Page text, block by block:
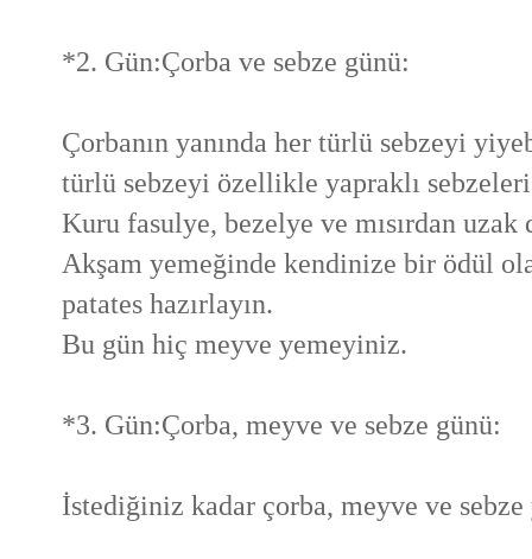
*2. Gün:Çorba ve sebze günü:
Çorbanın yanında her türlü sebzeyi
türlü sebzeyi özellikle yapraklı
Kuru fasulye, bezelye ve mısırdan uzak
Akşam yemeğinde kendinize bir ödül
patates hazırlayın.
Bu gün hiç meyve yemeyiniz.
*3. Gün:Çorba, meyve ve sebze günü:
İstediğiniz kadar çorba, meyve ve